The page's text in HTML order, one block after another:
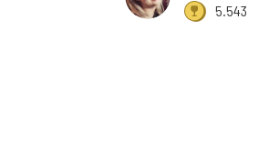
5.543